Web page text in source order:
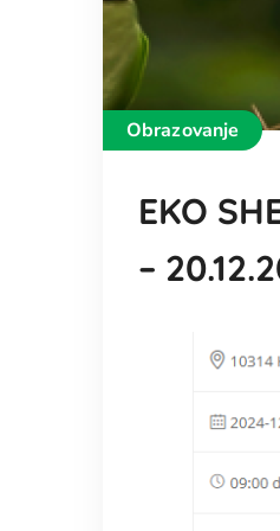
Obrazovanje
EKO
–